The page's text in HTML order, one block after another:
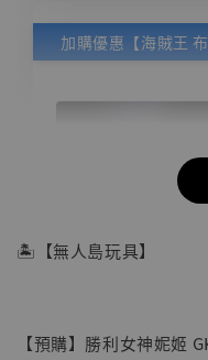
🏝【無人島玩具】
【預購】勝利女神妮姬